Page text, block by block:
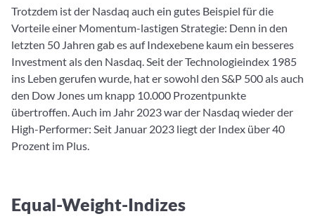
Trotzdem ist der Nasdaq auch ein gutes Beispiel für die
Vorteile einer Momentum-lastigen Strategie: Denn in den
letzten 50 Jahren gab es auf Indexebene kaum ein besseres
Investment als den Nasdaq. Seit der Technologieindex 1985
ins Leben gerufen wurde, hat er sowohl den S&P 500 als auch
den Dow Jones um knapp 10.000 Prozentpunkte
übertroffen. Auch im Jahr 2023 war der Nasdaq wieder der
High-Performer: Seit Januar 2023 liegt der Index über 40
Prozent im Plus.
Equal-Weight-Indizes